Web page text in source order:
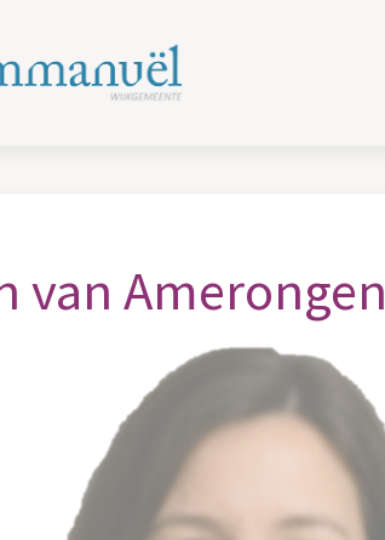
van Amerongen